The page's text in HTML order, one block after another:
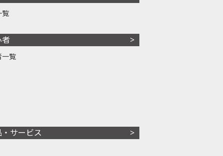
覧
一覧
サービス